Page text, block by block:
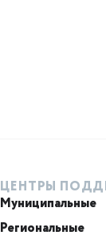
ЦЕНТРЫ
Муниципальные
Региональные